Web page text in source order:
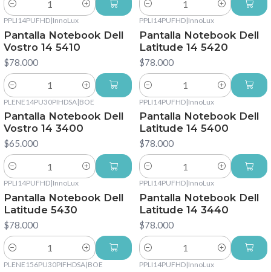
Cantidad Cantidad
PPLI14PUFHD|InnoLux
Pantalla Notebook Dell
Vostro 14 5410
$78.000
Cantidad
PPLI14PUFHD|InnoLux
Pantalla Notebook Dell
Latitude 14 5420
$78.000
Cantidad
PLENE14PU30PIHDSA|BOE
Pantalla Notebook Dell
Vostro 14 3400
$65.000
Cantidad
PPLI14PUFHD|InnoLux
Pantalla Notebook Dell
Latitude 14 5400
$78.000
Cantidad
PPLI14PUFHD|InnoLux
Pantalla Notebook Dell
Latitude 5430
$78.000
Cantidad
PPLI14PUFHD|InnoLux
Pantalla Notebook Dell
Latitude 14 3440
$78.000
Cantidad
PLENE156PU30PIFHDSA|BOE PPLI14PUFHD|InnoLux